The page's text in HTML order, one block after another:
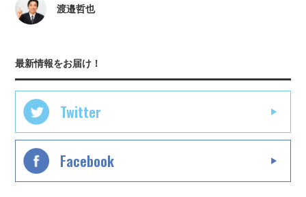
渡邉哲也
最新情報をお届け！
Twitter
Facebook